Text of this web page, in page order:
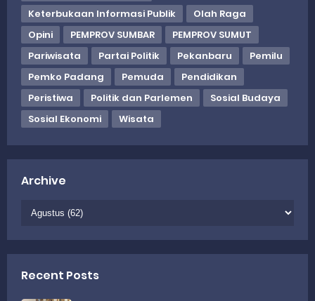
Keterbukaan Informasi Publik
Olah Raga
Opini
PEMPROV SUMBAR
PEMPROV SUMUT
Pariwisata
Partai Politik Pekanbaru
Pemilu
Pemko Padang
Pemuda
Pendidikan
Peristiwa
Politik dan Parlemen
Sosial Budaya
Sosial Ekonomi
Wisata
Archive
Recent Posts